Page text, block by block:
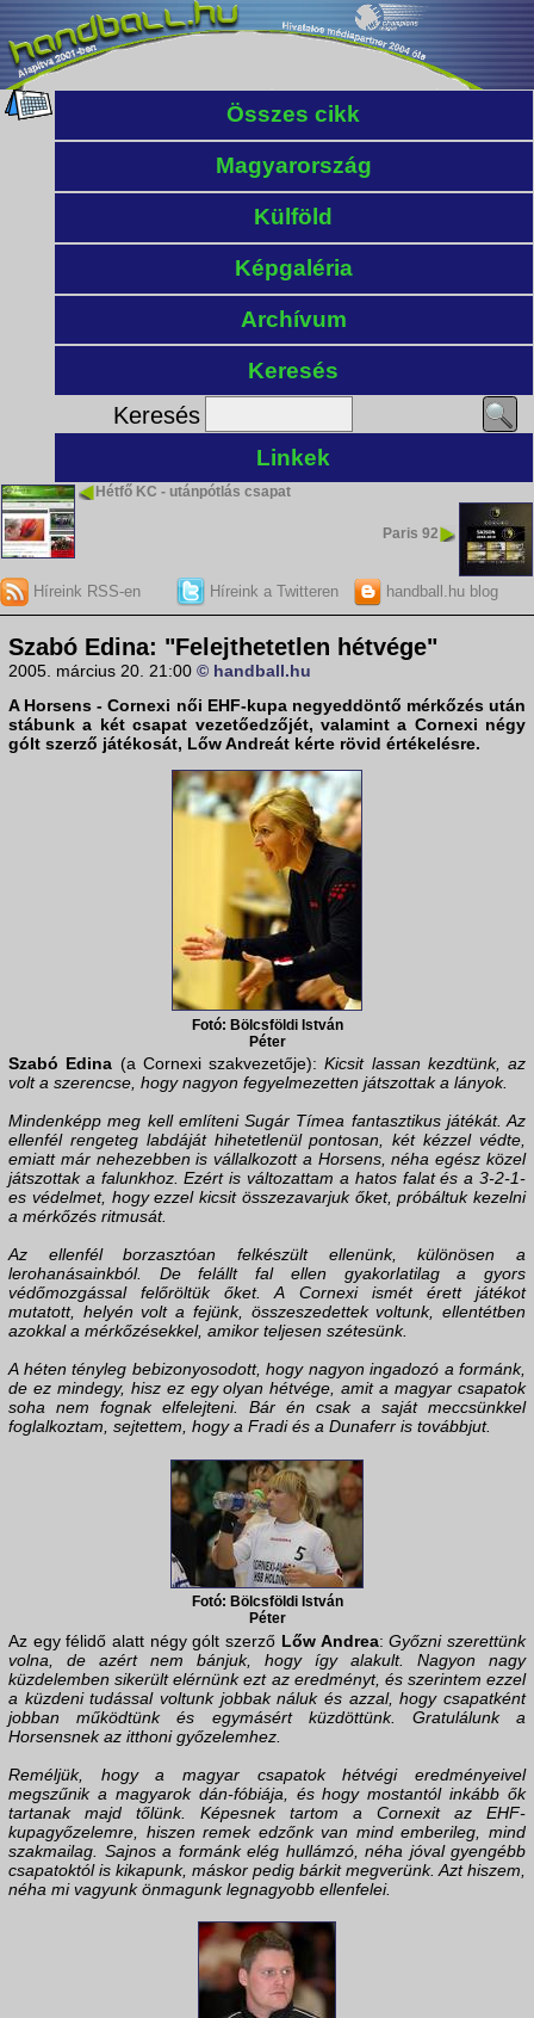
Összes cikk
Magyarország
Külföld
Képgaléria
Archívum
Keresés
Keresés
Linkek
Hétfő KC - utánpótlás csapat
Paris 92
Híreink RSS-en Híreink a Twitteren handball.hu blog
Szabó Edina: "Felejthetetlen hétvége"
2005. március 20. 21:00 © handball.hu
A Horsens -Cornexi női EHF-kupa negyeddöntő mérkőzés után
stábunk a két csapat vezetőedzőjét, valamint a Cornexi négy
gólt szerző játékosát, Lőw Andreát kérte rövid értékelésre.
Fotó: Bölcsföldi István
Péter
Szabó Edina (a Cornexi szakvezetője):Kicsit lassan kezdtünk, az
volt a szerencse, hogy nagyon fegyelmezetten játszottak a lányok.
Mindenképp meg kell említeni Sugár Tímea fantasztikus játékát. Az
ellenfél rengeteg labdáját hihetetlenül pontosan, két kézzel védte,
emiatt már nehezebben is vállalkozott a Horsens, néha egész közel
játszottak a falunkhoz. Ezért is változattam a hatos falat és a 3-2-1-
es védelmet, hogy ezzel kicsit összezavarjuk őket, próbáltuk kezelni
a mérkőzés ritmusát.
Az ellenfél borzasztóan felkészült ellenünk, különösen a
lerohanásainkból. De felállt fal ellen gyakorlatilag a gyors
védőmozgással felőröltük őket. A Cornexi ismét érett játékot
mutatott, helyén volt a fejünk, összeszedettek voltunk, ellentétben
azokkal a mérkőzésekkel, amikor teljesen szétesünk.
A héten tényleg bebizonyosodott, hogy nagyon ingadozó a formánk,
de ez mindegy, hisz ez egy olyan hétvége, amit a magyar csapatok
soha nem fognak elfelejteni. Bár én csak a saját meccsünkkel
foglalkoztam, sejtettem, hogy a Fradi és a Dunaferr is továbbjut.
Fotó: Bölcsföldi István
Péter
Az egy félidő alatt négy gólt szerző Lőw Andrea:Győzni szerettünk
volna, de azért nem bánjuk, hogy így alakult. Nagyon nagy
küzdelemben sikerült elérnünk ezt az eredményt, és szerintem ezzel
a küzdeni tudással voltunk jobbak náluk és azzal, hogy csapatként
jobban működtünk és egymásért küzdöttünk. Gratulálunk a
Horsensnek az itthoni győzelemhez.
Reméljük, hogy a magyar csapatok hétvégi eredményeivel
megszűnik a magyarok dán-fóbiája, és hogy mostantól inkább ők
tartanak majd tőlünk. Képesnek tartom a Cornexit az EHF-
kupagyőzelemre, hiszen remek edzőnk van mind emberileg, mind
szakmailag. Sajnos a formánk elég hullámzó, néha jóval gyengébb
csapatoktól is kikapunk, máskor pedig bárkit megverünk. Azt hiszem,
néha mi vagyunk önmagunk legnagyobb ellenfelei.